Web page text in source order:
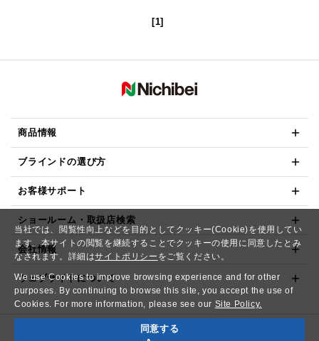
当社では、閲覧性向上などを目的としてクッキー(Cookie)を使用してい
ます。本サイトの閲覧を継続することでクッキーの使用に同意したとみ
なされます。詳細はサイトポリシー をご覧ください。
We use Cookies to improve browsing experience and for other
purposes. By continuing to browse this site, you accept the use of
Cookies. For more information, please see our Site Policy.
同意する
[1]
商品情報
ブラインドの選び方
お客様サポート
ショールーム・取扱店検索
会社情報
ウェブサイトについて
Copyright© NICHIBEI CO.,LTD. All Rights Reserved.